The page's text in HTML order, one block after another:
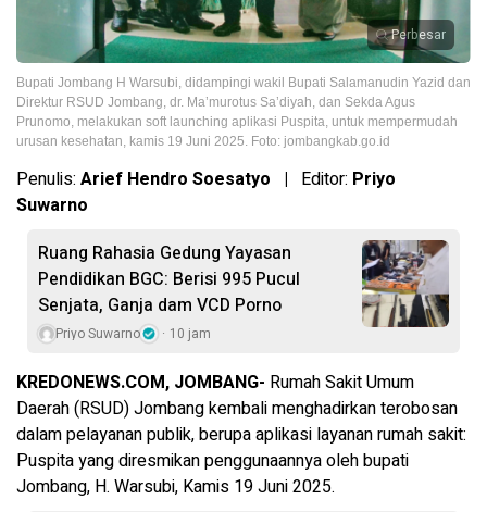
Perbesar
Bupati Jombang H Warsubi, didampingi wakil Bupati Salamanudin Yazid dan
Direktur RSUD Jombang, dr. Ma’murotus Sa’diyah, dan Sekda Agus
Prunomo, melakukan soft launching aplikasi Puspita, untuk mempermudah
urusan kesehatan, kamis 19 Juni 2025. Foto: jombangkab.go.id
Penulis: Arief Hendro Soesatyo | Editor: Priyo
Suwarno
Ruang Rahasia Gedung Yayasan
Pendidikan BGC: Berisi 995 Pucul
Senjata, Ganja dam VCD Porno
Priyo Suwarno 10 jam
KREDONEWS.COM, JOMBANG- Rumah Sakit Umum
Daerah (RSUD) Jombang kembali menghadirkan terobosan
dalam pelayanan publik, berupa aplikasi layanan rumah sakit:
Puspita yang diresmikan penggunaannya oleh bupati
Jombang, H. Warsubi, Kamis 19 Juni 2025.